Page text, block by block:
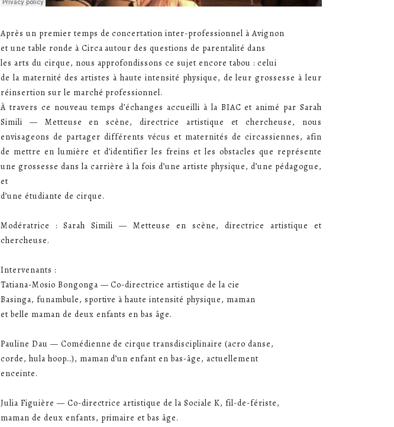
Après un premier temps de concertation inter-professionnel à Avignon
et une table ronde à Circa autour des questions de parentalité dans
les arts du cirque, nous approfondissons ce sujet encore tabou : celui
de la maternité des artistes à haute intensité physique, de leur grossesse à leur
réinsertion sur le marché professionnel.
À travers ce nouveau temps d’échanges accueilli à la BIAC et animé par Sarah
Simili — Metteuse en scène, directrice artistique et chercheuse, nous
envisageons de partager différents vécus et maternités de circassiennes, afin
de mettre en lumière et d’identifier les freins et les obstacles que représente
une grossesse dans la carrière à la fois d’une artiste physique, d’une pédagogue,
et
d’une étudiante de cirque.
Modératrice : Sarah Simili — Metteuse en scène, directrice artistique et
chercheuse.
Intervenants :
Tatiana-Mosio Bongonga — Co-directrice artistique de la cie
Basinga, funambule, sportive à haute intensité physique, maman
et belle maman de deux enfants en bas âge.
Pauline Dau — Comédienne de cirque transdisciplinaire (acro danse,
corde, hula hoop…), maman d’un enfant en bas-âge, actuellement
enceinte.
Julia Figuière — Co-directrice artistique de la Sociale K, fil-de-fériste,
maman de deux enfants, primaire et bas âge.